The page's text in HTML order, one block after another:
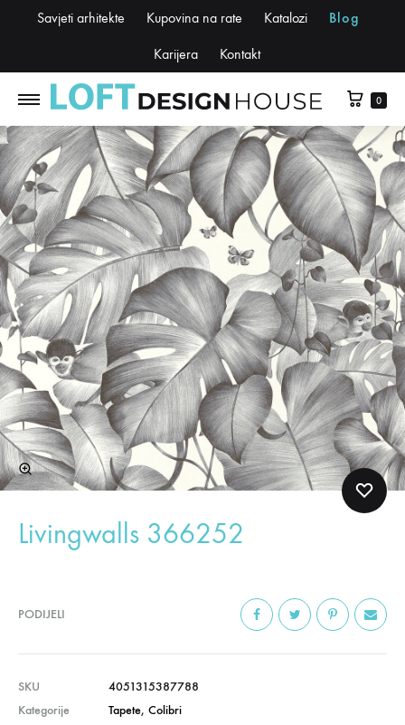
Savjeti arhitekte Kupovina na rate Katalozi Blog
Karijera Kontakt
0
Livingwalls 366252
PODIJELI
SKU
4051315387788
Kategorije
Tapete, Colibri